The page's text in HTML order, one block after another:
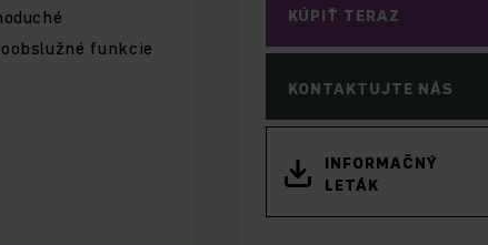
funkcie
KÚPIŤ TERAZ
KONTAKTUJTE NÁS
INFORMAČNÝ
LETÁK